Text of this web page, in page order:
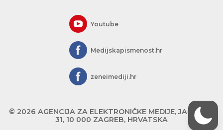
Youtube
Medijskapismenost.hr
zeneimediji.hr
© 2026 AGENCIJA ZA ELEKTRONIČKE MEDIJE, JAGIĆEVA
31, 10 000 ZAGREB, HRVATSKA